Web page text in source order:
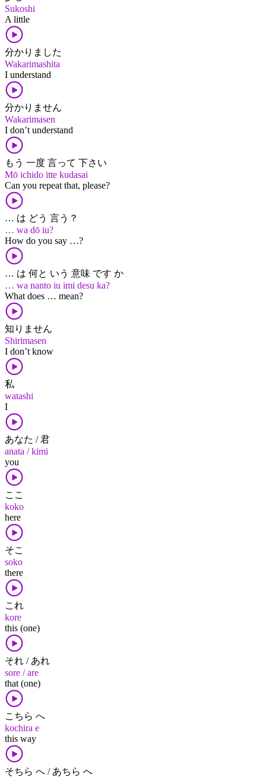
Sukoshi
A little
分かりました
Wakarimashita
I understand
分かりません
Wakarimasen
I don’t understand
もう 一度 言って 下さい
Mō ichido itte kudasai
Can you repeat that, please?
… は どう 言う？
… wa dō iu?
How do you say …?
… は 何と いう 意味 です か
… wa nanto iu imi desu ka?
What does … mean?
知りません
Shirimasen
I don’t know
私
watashi
I
あなた / 君
anata / kimi
you
ここ
koko
here
そこ
soko
there
これ
kore
this (one)
それ / あれ
sore / are
that (one)
こちら へ
kochira e
this way
そちら へ / あちら へ